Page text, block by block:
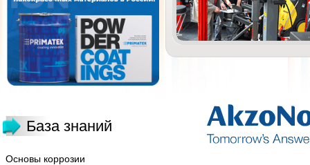
База знаний
Основы коррозии